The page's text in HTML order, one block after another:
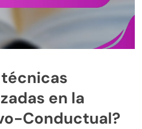
técnicas
en la
Conductual?